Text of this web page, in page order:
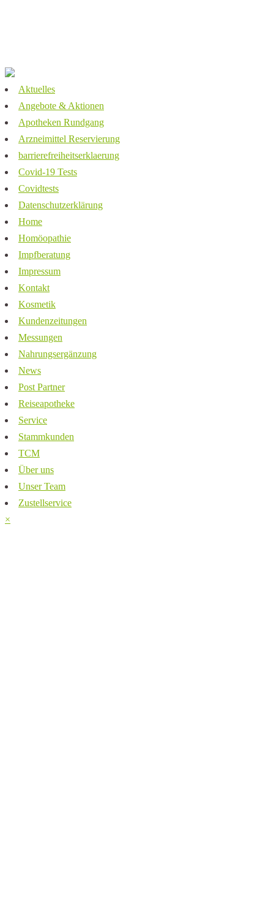
Aktuelles
Angebote & Aktionen
Apotheken Rundgang
Arzneimittel Reservierung
barrierefreiheitserklaerung
Covid-19 Tests
Covidtests
Datenschutzerklärung
Home
Homöopathie
Impfberatung
Impressum
Kontakt
Kosmetik
Kundenzeitungen
Messungen
Nahrungsergänzung
News
Post Partner
Reiseapotheke
Service
Stammkunden
TCM
Über uns
Unser Team
Zustellservice
×